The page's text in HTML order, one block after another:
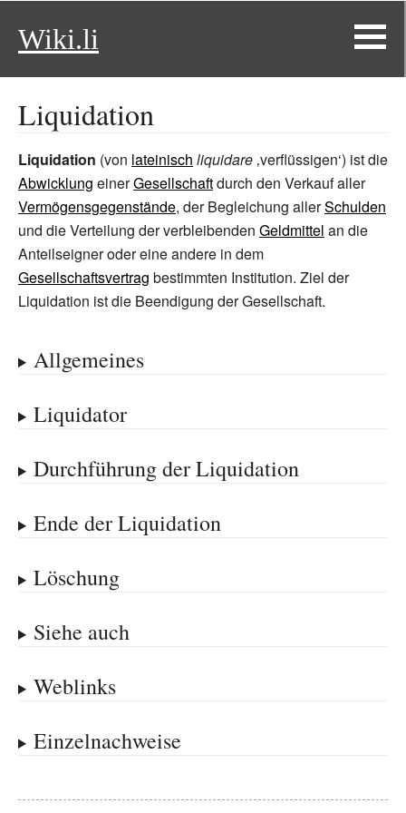
Wiki.li
Liquidation
Liquidation (von lateinisch liquidare ‚verflüssigen‘) ist die
Abwicklung einerGesellschaftdurch den Verkauf aller
Vermögensgegenstände, der Begleichung allerSchulden
und die Verteilung der verbleibenden Geldmittel an die
Anteilseigner oder eine andere in dem
Gesellschaftsvertrag bestimmten Institution. Ziel der
Liquidation ist die Beendigung der Gesellschaft.
Allgemeines
Liquidator
Durchführung der Liquidation
Ende der Liquidation
Löschung
Siehe auch
Weblinks
Einzelnachweise